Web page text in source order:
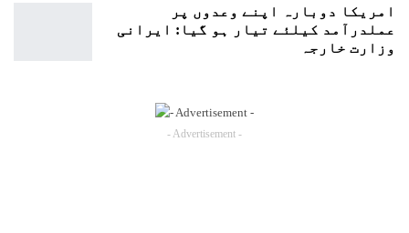
امریکا دوبارہ اپنے وعدوں پر
عملدرآمد کیلئے تیار ہو گیا: ایرانی
وزارت خارجہ
- Advertisement -